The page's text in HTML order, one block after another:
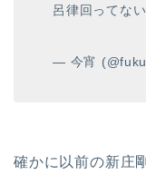
呂律回ってな
— 今宵
確かに以前の新庄